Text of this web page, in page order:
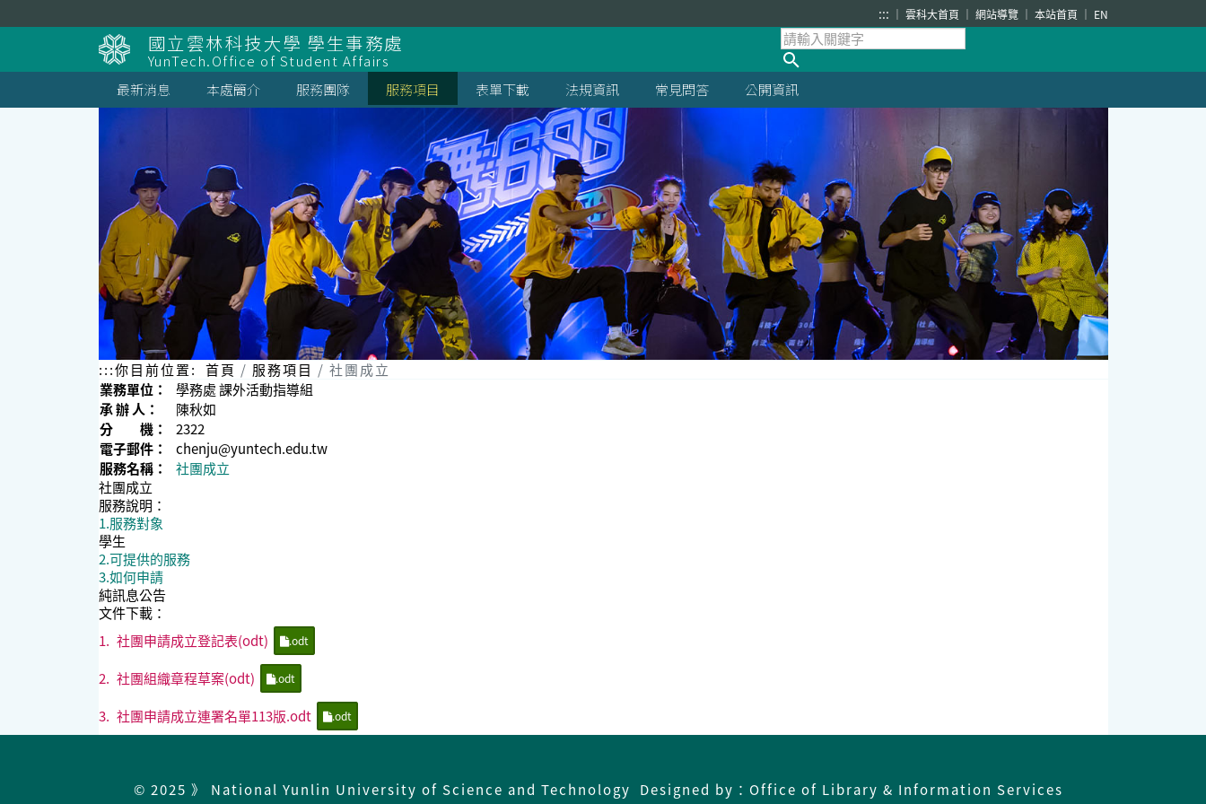
到
主
要
內
容
::: 雲科大首頁 網站導覽 本站首頁 EN
國立雲林科技大學 學生事務處
YunTech.Office of Student Affairs
最新消息
本處簡介 服務團隊 服務項目 表單下載 法規資訊 常見問答 公開資訊
:::你目前位置: 首頁 服務項目
社團成立
業務單位：
學務處 課外活動指導組
承 辦 人：
陳秋如
分 機：
2322
電子郵件：
chenju@yuntech.edu.tw
服務名稱：
社團成立
社團成立
服務說明：
1.服務對象
學生
2.可提供的服務
3.如何申請
純訊息公告
文件下載：
1. 社團申請成立登記表(odt) .odt
2. 社團組織章程草案(odt) .odt
3. 社團申請成立連署名單113版.odt .odt
© 2025 》 National Yunlin University of Science and Technology Designed by：Office of Library & Information Services